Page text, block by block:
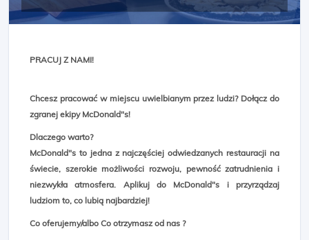
PRACUJ Z NAMI!
Chcesz pracować w miejscu uwielbianym przez ludzi? Dołącz do
zgranej ekipy McDonald"s!
Dlaczego warto?
McDonald"s to jedna z najczęściej odwiedzanych restauracji na
świecie, szerokie możliwości rozwoju, pewność zatrudnienia i
niezwykła atmosfera. Aplikuj do McDonald"s i przyrządzaj
ludziom to, co lubią najbardziej!
Co oferujemy/albo Co otrzymasz od nas ?